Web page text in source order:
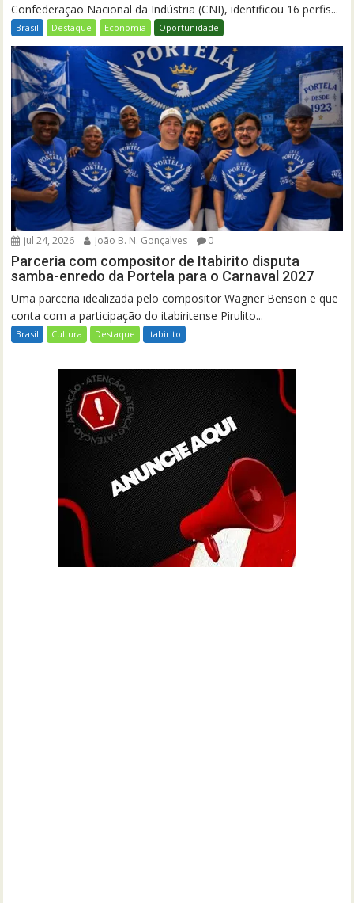
Confederação Nacional da Indústria (CNI), identificou 16 perfis...
Brasil Destaque Economia Oportunidade
jul 24, 2026 João B. N. Gonçalves 0
Parceria com compositor de Itabirito disputa
samba-enredo da Portela para o Carnaval 2027
Uma parceria idealizada pelo compositor Wagner Benson e que
conta com a participação do itabiritense Pirulito...
Brasil Cultura Destaque Itabirito